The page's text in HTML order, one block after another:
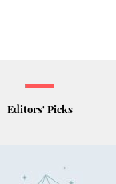
Editors' Picks